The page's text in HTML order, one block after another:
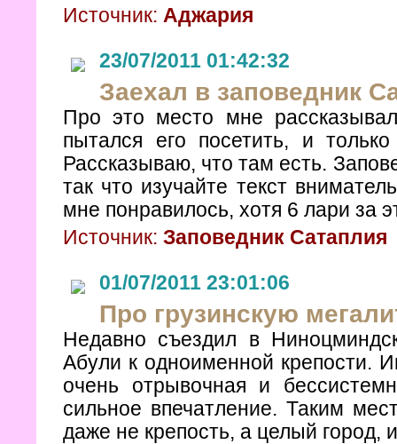
Источник: Аджария
23/07/2011 01:42:32
Заехал в заповедник
Про это место мне
пытался его посетить, и
Рассказываю, что там есть.
так что изучайте текст
мне понравилось, хотя 6 лари за
Источник: Заповедник Сатаплия
01/07/2011 23:01:06
Про грузинскую
Недавно съездил в
Абули к одноименной крепости.
очень отрывочная и
сильное впечатление. Таким
даже не крепость, а целый